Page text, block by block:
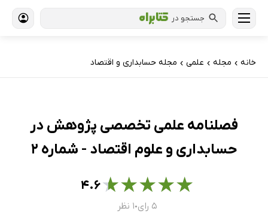
جستجو در
خانه › مجله › علمی › مجله حسابداری و اقتصاد
فصلنامه علمی تخصصی پژوهش در
حسابداری و علوم اقتصاد - شماره 2
★
★
★
★
★۴.۶
۵ رای ● ۱ نظر